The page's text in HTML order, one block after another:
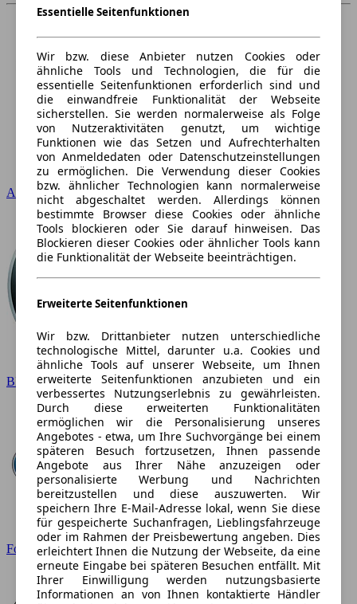
Essentielle Seitenfunktionen
Wir bzw. diese Anbieter nutzen Cookies oder
ähnliche Tools und Technologien, die für die
essentielle Seitenfunktionen erforderlich sind und
die einwandfreie Funktionalität der Webseite
sicherstellen. Sie werden normalerweise als Folge
von Nutzeraktivitäten genutzt, um wichtige
Funktionen wie das Setzen und Aufrechterhalten
von Anmeldedaten oder Datenschutzeinstellungen
zu ermöglichen. Die Verwendung dieser Cookies
bzw. ähnlicher Technologien kann normalerweise
nicht abgeschaltet werden. Allerdings können
bestimmte Browser diese Cookies oder ähnliche
Tools blockieren oder Sie darauf hinweisen. Das
Blockieren dieser Cookies oder ähnlicher Tools kann
die Funktionalität der Webseite beeinträchtigen.
Erweiterte Seitenfunktionen
Wir bzw. Drittanbieter nutzen unterschiedliche
technologische Mittel, darunter u.a. Cookies und
ähnliche Tools auf unserer Webseite, um Ihnen
erweiterte Seitenfunktionen anzubieten und ein
verbessertes Nutzungserlebnis zu gewährleisten.
Durch diese erweiterten Funktionalitäten
ermöglichen wir die Personalisierung unseres
Angebotes - etwa, um Ihre Suchvorgänge bei einem
späteren Besuch fortzusetzen, Ihnen passende
Angebote aus Ihrer Nähe anzuzeigen oder
personalisierte Werbung und Nachrichten
bereitzustellen und diese auszuwerten. Wir
speichern Ihre E-Mail-Adresse lokal, wenn Sie diese
für gespeicherte Suchanfragen, Lieblingsfahrzeuge
oder im Rahmen der Preisbewertung angeben. Dies
erleichtert Ihnen die Nutzung der Webseite, da eine
erneute Eingabe bei späteren Besuchen entfällt. Mit
Ihrer Einwilligung werden nutzungsbasierte
Informationen an von Ihnen kontaktierte Händler
Audi
BMW
Ford